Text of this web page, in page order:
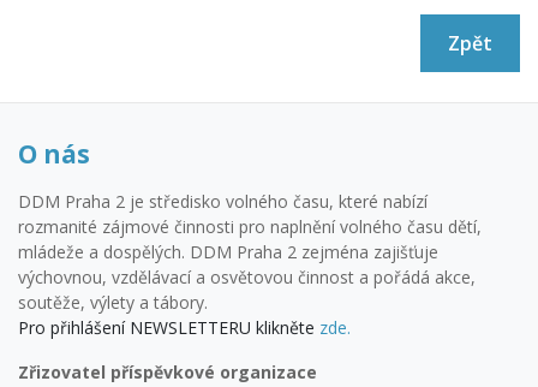
Zpět
O nás
DDM Praha 2 je středisko volného času, které nabízí
rozmanité zájmové činnosti pro naplnění volného času dětí,
mládeže a dospělých. DDM Praha 2 zejména zajišťuje
výchovnou, vzdělávací a osvětovou činnost a pořádá akce,
soutěže, výlety a tábory.
Pro přihlášení NEWSLETTERU klikněte zde.
Zřizovatel příspěvkové organizace